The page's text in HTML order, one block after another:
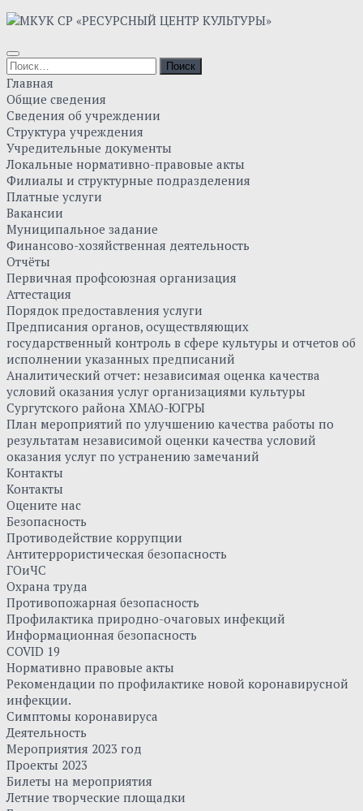
Skip
content
Найти:
Главная
Общие сведения
Сведения об учреждении
Структура учреждения
Учредительные документы
Локальные нормативно-правовые акты
Филиалы и структурные подразделения
Платные услуги
Вакансии
Муниципальное задание
Финансово-хозяйственная деятельность
Отчёты
Первичная профсоюзная организация
Аттестация
Порядок предоставления услуги
Предписания органов, осуществляющих
государственный контроль в сфере культуры и отчетов об
исполнении указанных предписаний
Аналитический отчет: независимая оценка качества
условий оказания услуг организациями культуры
Сургутского района ХМАО-ЮГРЫ
План мероприятий по улучшению качества работы по
результатам независимой оценки качества условий
оказания услуг по устранению замечаний
Контакты
Контакты
Оцените нас
Безопасность
Противодействие коррупции
Антитеррористическая безопасность
ГОиЧС
Охрана труда
Противопожарная безопасность
Профилактика природно-очаговых инфекций
Информационная безопасность
COVID 19
Нормативно правовые акты
Рекомендации по профилактике новой коронавирусной
инфекции.
Симптомы коронавируса
Деятельность
Мероприятия 2023 год
Проекты 2023
Билеты на мероприятия
Летние творческие площадки